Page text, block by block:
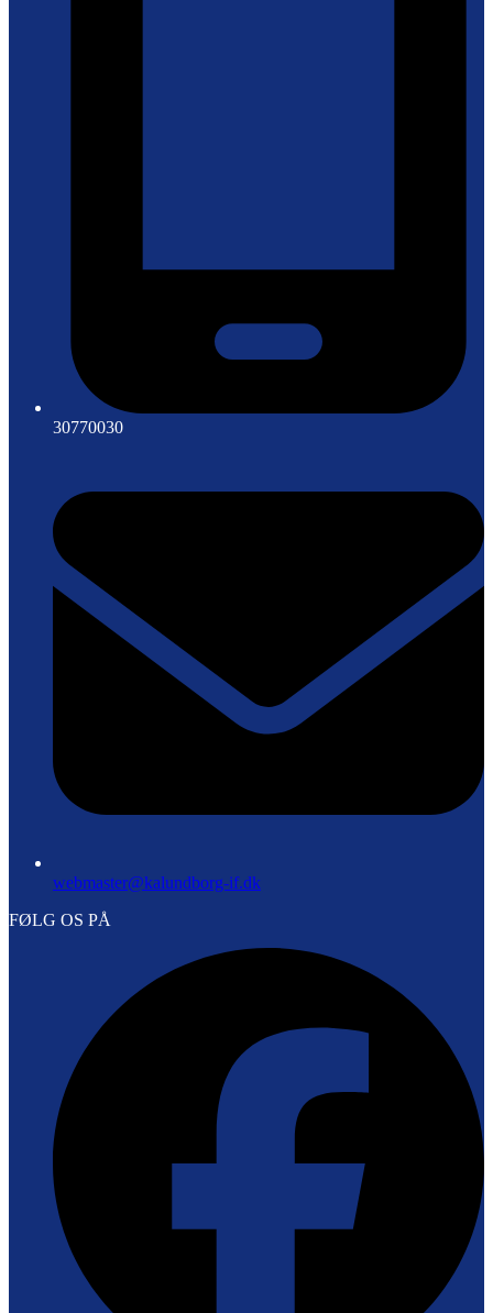
30770030
webmaster@kalundborg-if.dk
FØLG OS PÅ